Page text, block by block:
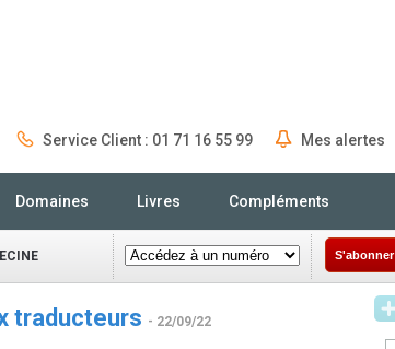
Service Client : 01 71 16 55 99 Mes alertes
Domaines Livres Compléments
S'abonner
traducteurs - 22/09/22